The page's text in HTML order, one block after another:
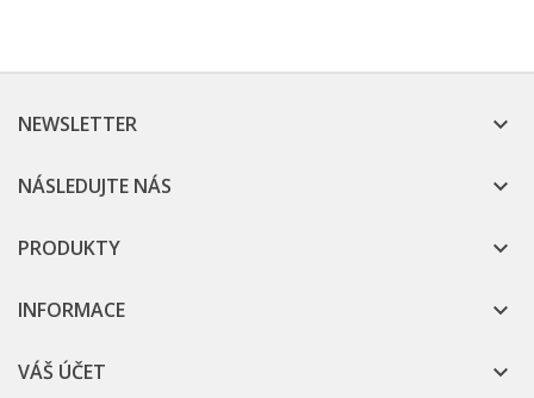
NEWSLETTER 
NÁSLEDUJTE NÁS 
PRODUKTY 
INFORMACE 
VÁŠ ÚČET 